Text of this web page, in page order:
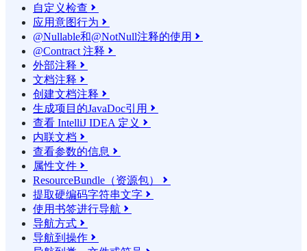
自定义检查 
应用意图行为 
@Nullable和@NotNull注释的使用 
@Contract 注释 
外部注释 
文档注释 
创建文档注释 
生成项目的JavaDoc引用 
查看 IntelliJ IDEA 定义 
内联文档 
查看参数的信息 
属性文件 
ResourceBundle（资源包） 
提取硬编码字符串文字 
使用书签进行导航 
导航方式 
导航到操作 